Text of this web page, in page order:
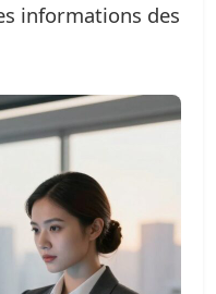
informations des